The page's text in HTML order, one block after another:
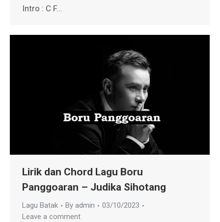
Intro : C F…
Lirik dan Chord Lagu Boru
Panggoaran – Judika Sihotang
Lagu Batak By admin
03/10/2023
Leave a comment